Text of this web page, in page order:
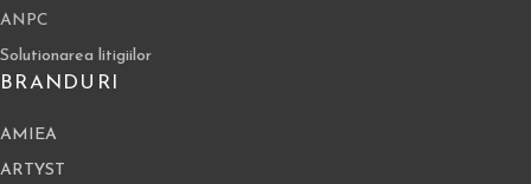
ANPC
Solutionarea litigiilor
BRANDURI
AMIEA
ARTYST